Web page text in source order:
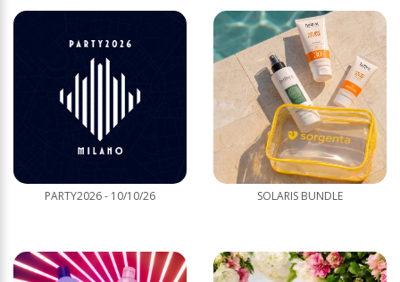
PARTY2026 - 10/10/26 SOLARIS BUNDLE